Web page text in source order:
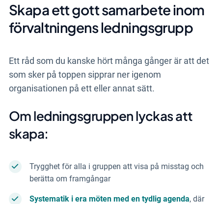
Skapa ett gott samarbete inom
förvaltningens ledningsgrupp
Ett råd som du kanske hört många gånger är att det
som sker på toppen sipprar ner igenom
organisationen på ett eller annat sätt.
Om ledningsgruppen lyckas att
skapa:
Trygghet för alla i gruppen att visa på misstag och
berätta om framgångar
Systematik i era möten med en tydlig agenda, där